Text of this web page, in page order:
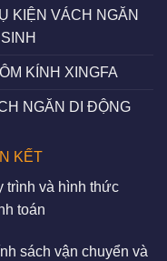
KIỆN VÁCH NGĂN
KÍNH XINGFA
NGĂN DI ĐỘNG
KẾT
trình và hình thức
toán
sách vận chuyển và